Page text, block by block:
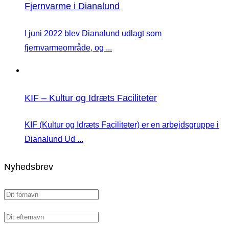
Fjernvarme i Dianalund
I juni 2022 blev Dianalund udlagt som
fjernvarmeområde, og ...
KIF – Kultur og Idræts Faciliteter
KIF (Kultur og Idræts Faciliteter) er en arbejdsgruppe i
Dianalund Ud ...
Nyhedsbrev